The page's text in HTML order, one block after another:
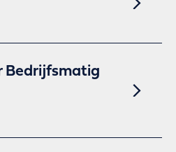
Bedrijfsmatig